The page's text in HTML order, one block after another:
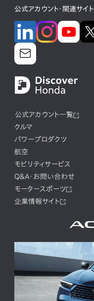
公式アカウント・関連サイト
公式アカウント一覧
クルマ
パワープロダクツ
航空
モビリティサービス
Q&A・お問い合わせ
モータースポーツ
企業情報サイト